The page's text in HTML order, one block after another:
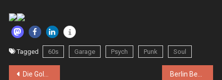
Tagged 60s Garage Psych Punk Soul
Beitragsnavigation
Die Goldenen Zitronen – So. 08.12.2024 – Berlin, Festsaal Kreuzberg